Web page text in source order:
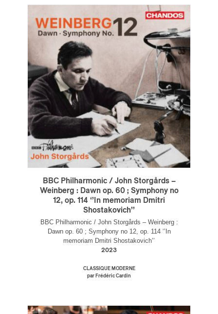
BBC Philharmonic / John Storgårds –
Weinberg : Dawn op. 60 ; Symphony no
12, op. 114 ‘’In memoriam Dmitri
Shostakovich’’
BBC Philharmonic / John Storgårds – Weinberg :
Dawn op. 60 ; Symphony no 12, op. 114 ‘’In
memoriam Dmitri Shostakovich’’
2023
CLASSIQUE MODERNE
par Frédéric Cardin